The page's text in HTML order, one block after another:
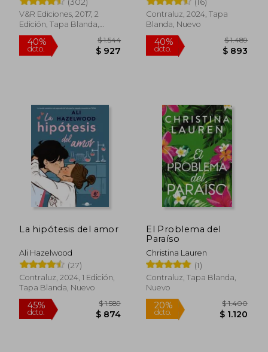
V&R Ediciones, 2017, 2
Edición, Tapa Blanda,
Nuevo
40%
dcto.
Contraluz, 2024, Tapa
Blanda, Nuevo
40%
dcto.
La hipótesis del amor
Ali Hazelwood
(27)
Contraluz, 2024, 1 Edición,
Tapa Blanda, Nuevo
El Problema del
Paraíso
Christina Lauren
(1)
Contraluz, Tapa Blanda,
Nuevo